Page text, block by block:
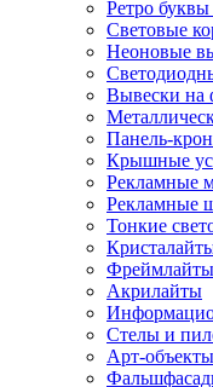
Ретро
Световые
Неоновые
Вывески на
Панель-
Крышные
Рекламные
Рекламные
Тонкие
Фреймлайты
Акрилайты
Стелы и
Арт-объекты